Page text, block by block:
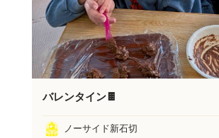
バレンタイン🍫
ノーサイド新石切